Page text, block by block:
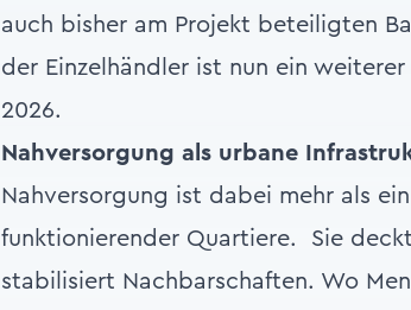
auch bisher am Projekt beteiligten
der Einzelhändler ist nun ein
2026.
Nahversorgung als urbane
Nahversorgung ist dabei mehr als
funktionierender Quartiere. Sie
stabilisiert Nachbarschaften. Wo